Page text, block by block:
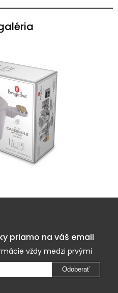
priamo na váš email
vždy medzi prvými
Odoberať